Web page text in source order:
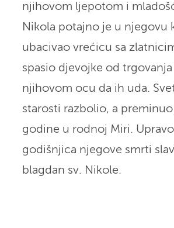
njihovom ljepotom i
Nikola potajno je u njegovu
ubacivao vrećicu sa
spasio djevojke od
njihovom ocu da ih uda.
starosti razbolio, a
godine u rodnoj Miri.
godišnjica njegove smrti
blagdan sv. Nikole.